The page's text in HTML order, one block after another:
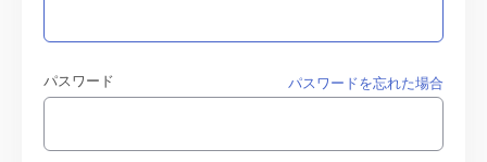
パスワード パスワードを忘れた場合